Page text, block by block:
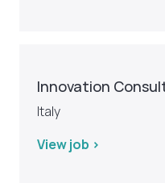
Innovation
Italy
View job >